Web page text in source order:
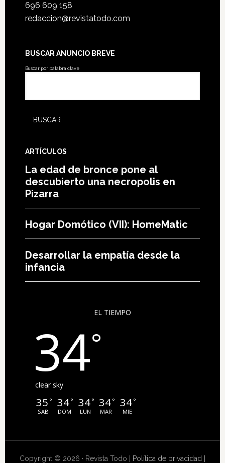
696 609 158
redaccion@revistatodo.com
BUSCAR ANUNCIO BREVE
Buscar por palabra clave
ARTÍCULOS
La edad de bronce pone al
descubierto una necropolis en
Pizarra
Hogar Domótico (VII): HomeMatic
Desarrollar la empatía desde la
infancia
EL TIEMPO
34°
clear sky
35 °
SAB
34°
DOM
34°
LUN
34°
MAR
34°
MIE
Copyright © 2026 · Revista Todo | Política de privacidad